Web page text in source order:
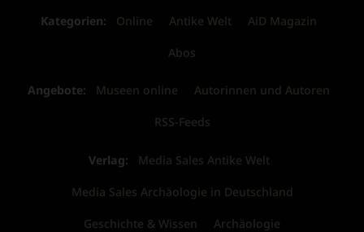
Kategorien: Online Antike Welt AiD Magazin
Abos
Angebote: Museen online Autorinnen und Autoren
RSS-Feeds
Verlag: Media Sales Antike Welt
Media Sales Archäologie in Deutschland
Geschichte & Wissen Archäologie